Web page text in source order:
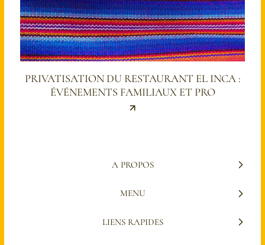
PRIVATISATION DU RESTAURANT EL INCA :
ÉVÉNEMENTS FAMILIAUX ET PRO
A PROPOS
MENU
LIENS RAPIDES